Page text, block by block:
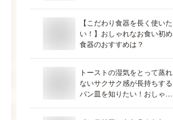
【こだわり食器を長く使いた
い！】おしゃれなお食い初め
食器のおすすめは？
トーストの湿気をとって蒸れ
ないサクサク感が長持ちする
パン皿を知りたい！おしゃれ